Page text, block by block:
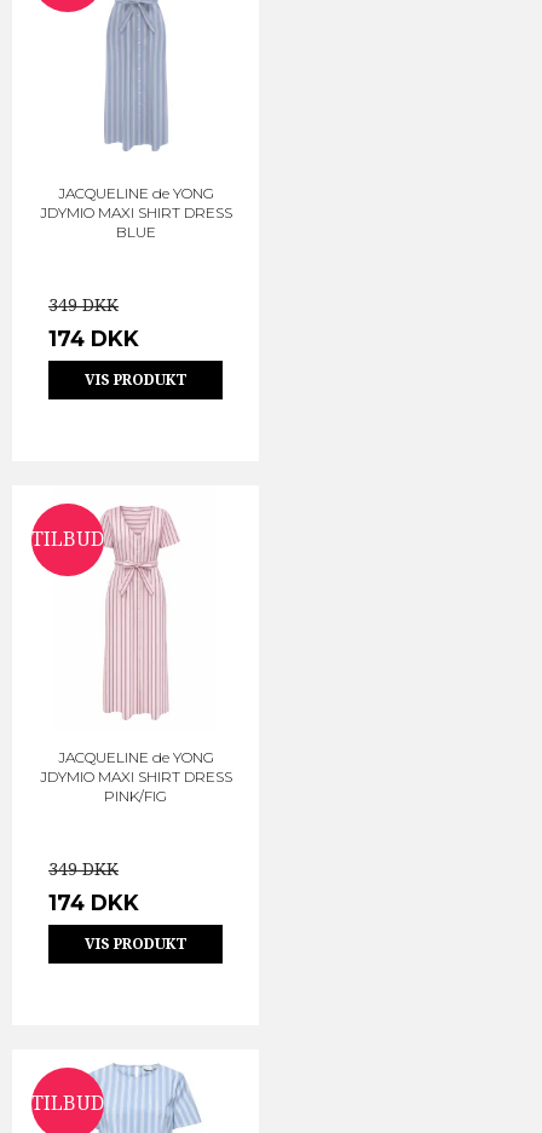
JACQUELINE de YONG
JDYMIO MAXI SHIRT DRESS
BLUE
349 DKK
174 DKK
VIS PRODUKT
TILBUD
JACQUELINE de YONG
JDYMIO MAXI SHIRT DRESS
PINK/FIG
349 DKK
174 DKK
VIS PRODUKT
TILBUD